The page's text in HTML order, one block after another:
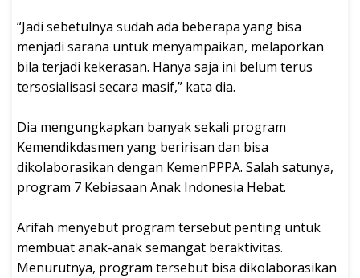
“Jadi sebetulnya sudah ada beberapa yang bisa
menjadi sarana untuk menyampaikan, melaporkan
bila terjadi kekerasan. Hanya saja ini belum terus
tersosialisasi secara masif,” kata dia.
Dia mengungkapkan banyak sekali program
Kemendikdasmen yang beririsan dan bisa
dikolaborasikan dengan KemenPPPA. Salah satunya,
program 7 Kebiasaan Anak Indonesia Hebat.
Arifah menyebut program tersebut penting untuk
membuat anak-anak semangat beraktivitas.
Menurutnya, program tersebut bisa dikolaborasikan